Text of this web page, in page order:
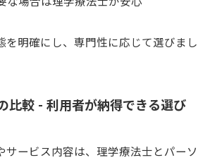
を明確にし、専門性に応じて選びまし
比較 - 利用者が納得できる選び
サービス内容は、理学療法士とパーソ